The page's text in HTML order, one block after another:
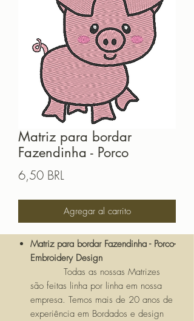
Matriz para bordar
Fazendinha - Porco
6,50 BRL
Agregar al carrito
Matriz para bordar Fazendinha - Porco-
Embroidery Design
Todas as nossas Matrizes
são feitas linha por linha em nossa
empresa. Temos mais de 20 anos de
experiência em Bordados e design